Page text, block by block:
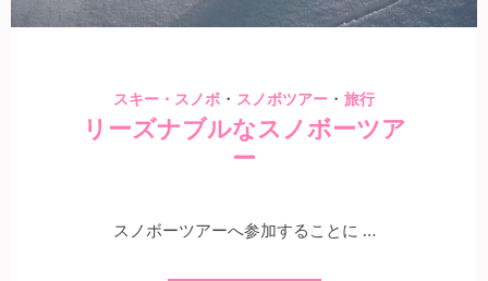
スキー・スノボ ・ スノボツアー ・ 旅行
リーズナブルなスノボーツア
ー
スノボーツアーへ参加することに …